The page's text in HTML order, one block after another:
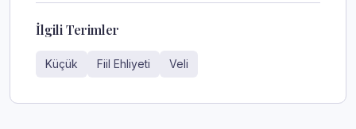
İlgili Terimler
Küçük Fiil Ehliyeti Veli